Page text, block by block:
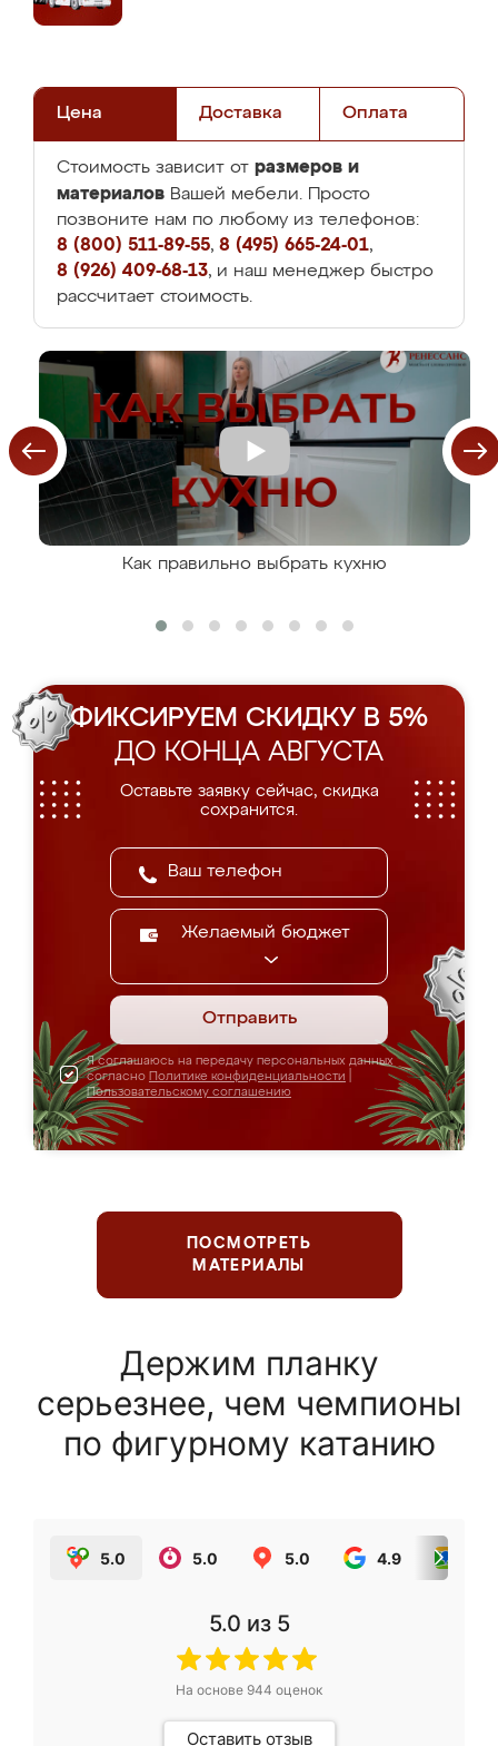
Цена Доставка Оплата
Стоимость зависит от размеров и
материалов Вашей мебели. Просто
позвоните нам по любому из телефонов:
8 (800) 511-89-55, 8 (495) 665-24-01,
8 (926) 409-68-13, и наш менеджер быстро
рассчитает стоимость.
Как правильно выбрать кухню
ФИКСИРУЕМ СКИДКУ В 5%
ДО КОНЦА АВГУСТА
Оставьте заявку сейчас, скидка
сохранится.
Желаемый бюджет
Отправить
Я соглашаюсь на передачу персональных данных
согласно Политике конфиденциальности
Пользовательскому соглашению
ПОСМОТРЕТЬ
МАТЕРИАЛЫ
Держим планку
серьезнее, чем чемпионы
по фигурному катанию
5.0 5.0 5.0 4.9
5.0 из 5
На основе 944 оценок
Оставить отзыв